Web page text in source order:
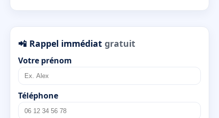
📲 Rappel immédiat gratuit
Votre prénom
Téléphone